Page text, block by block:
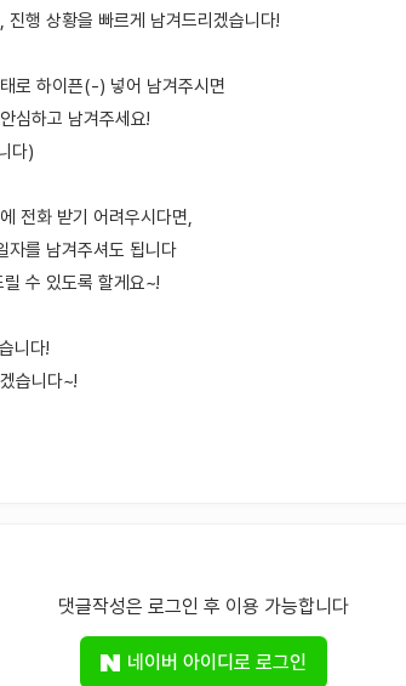
진행 상황을 빠르게 남겨드리겠습니다!
로 하이픈(-) 넣어 남겨주시면
심하고 남겨주세요!
다)
전화 받기 어려우시다면,
자를 남겨주셔도 됩니다
수 있도록 할게요~!
니다!
습니다~!
댓글작성은 로그인 후 이용 가능합니다
네이버 아이디로 로그인